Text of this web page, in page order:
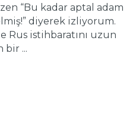
“Bu kadar aptal adam
diyerek izliyorum.
Rus istihbaratını uzun
bir ...